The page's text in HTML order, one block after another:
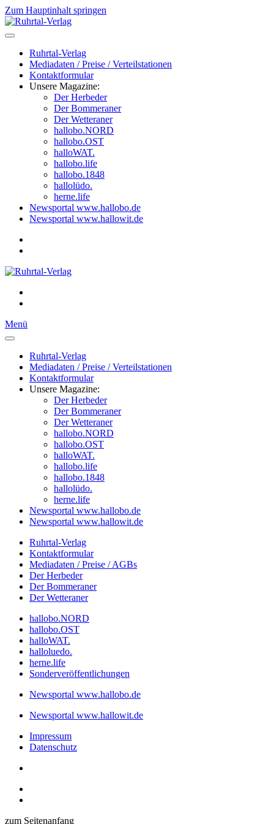
Zum Hauptinhalt springen
Ruhrtal-Verlag
Mediadaten / Preise / Verteilstationen
Kontaktformular
Unsere Magazine:
Der Herbeder
Der Bommeraner
Der Wetteraner
hallobo.NORD
hallobo.OST
halloWAT.
hallobo.life
hallobo.1848
hallolüdo.
herne.life
Newsportal www.hallobo.de
Newsportal www.hallowit.de
Menü
Ruhrtal-Verlag
Mediadaten / Preise / Verteilstationen
Kontaktformular
Unsere Magazine:
Der Herbeder
Der Bommeraner
Der Wetteraner
hallobo.NORD
hallobo.OST
halloWAT.
hallobo.life
hallobo.1848
hallolüdo.
herne.life
Newsportal www.hallobo.de
Newsportal www.hallowit.de
Ruhrtal-Verlag
Kontaktformular
Mediadaten / Preise / AGBs
Der Herbeder
Der Bommeraner
Der Wetteraner
hallobo.NORD
hallobo.OST
halloWAT.
halloluedo.
herne.life
Sonderveröffentlichungen
Newsportal www.hallobo.de
Newsportal www.hallowit.de
Impressum
Datenschutz
zum Seitenanfang